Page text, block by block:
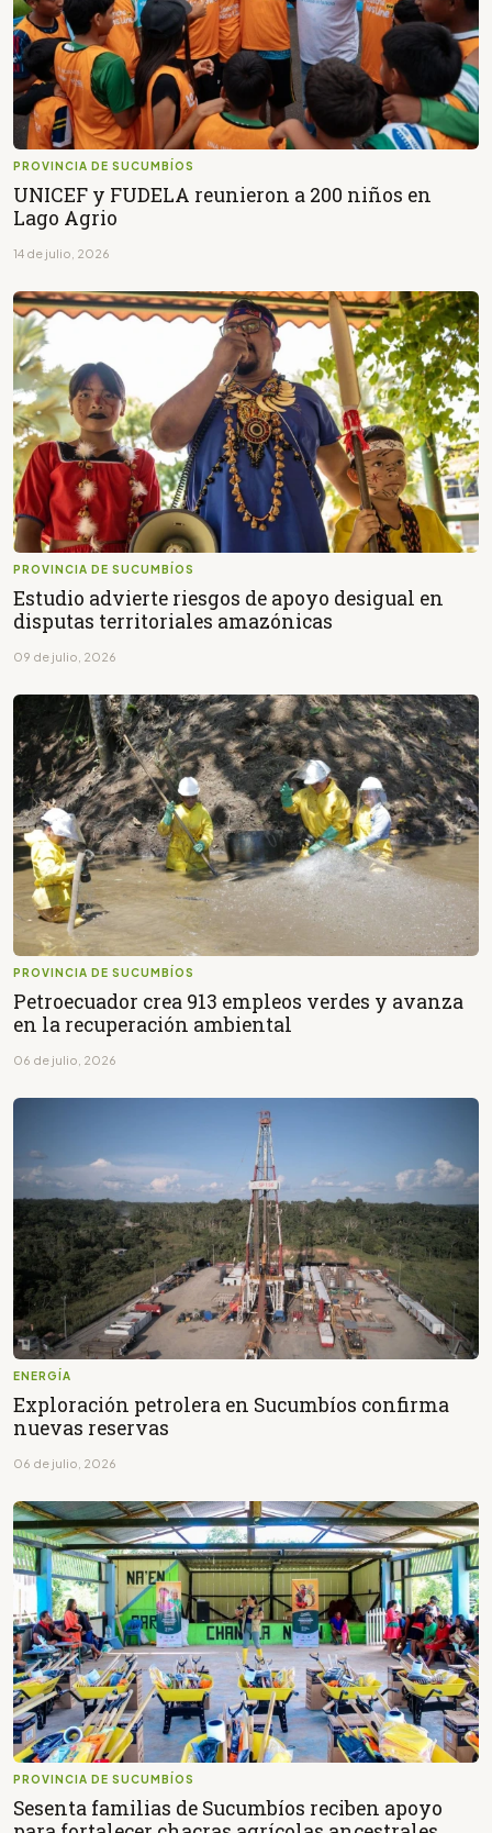
PROVINCIA DE SUCUMBÍOS
UNICEF y FUDELA reunieron a 200 niños en
Lago Agrio
14 de julio, 2026
PROVINCIA DE SUCUMBÍOS
Estudio advierte riesgos de apoyo desigual en
disputas territoriales amazónicas
09 de julio, 2026
PROVINCIA DE SUCUMBÍOS
Petroecuador crea 913 empleos verdes y avanza
en la recuperación ambiental
06 de julio, 2026
ENERGÍA
Exploración petrolera en Sucumbíos confirma
nuevas reservas
06 de julio, 2026
PROVINCIA DE SUCUMBÍOS
Sesenta familias de Sucumbíos reciben apoyo